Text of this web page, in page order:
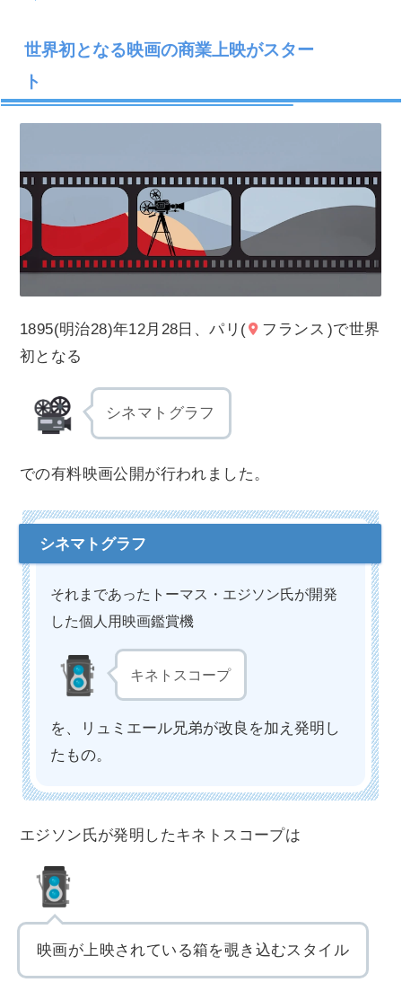
世界初となる映画の商業上映がスター
ト
1895(明治28)年12月28日、パリ( フランス )で世界
初となる
シネマトグラフ
での有料映画公開が行われました。
それまであったトーマス・エジソン氏が開発
した個人用映画鑑賞機
キネトスコープ
を、リュミエール兄弟が改良を加え発明し
たもの。
エジソン氏が発明したキネトスコープは
映画が上映されている箱を覗き込むスタイル